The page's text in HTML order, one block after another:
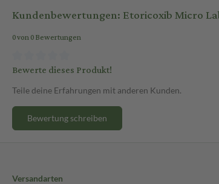
Kundenbewertungen: Etoricoxib Micro
0 von 0 Bewertungen
Bewerte dieses Produkt!
Teile deine Erfahrungen mit anderen Kunden.
Bewertung schreiben
Versandarten